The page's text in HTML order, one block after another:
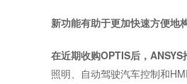
新功能有助于更加快速方便地
在近期收购OPTIS后，ANSYS
照明、自动驾驶汽车控制和